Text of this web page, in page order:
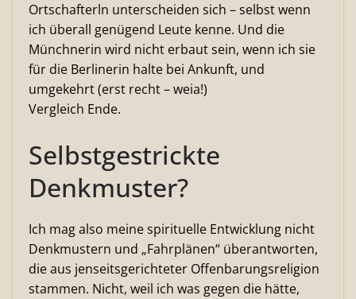
Ortschafterln unterscheiden sich – selbst wenn
ich überall genügend Leute kenne. Und die
Münchnerin wird nicht erbaut sein, wenn ich sie
für die Berlinerin halte bei Ankunft, und
umgekehrt (erst recht – weia!)
Vergleich Ende.
Selbstgestrickte
Denkmuster?
Ich mag also meine spirituelle Entwicklung nicht
Denkmustern und „Fahrplänen“ überantworten,
die aus jenseitsgerichteter Offenbarungsreligion
stammen. Nicht, weil ich was gegen die hätte,